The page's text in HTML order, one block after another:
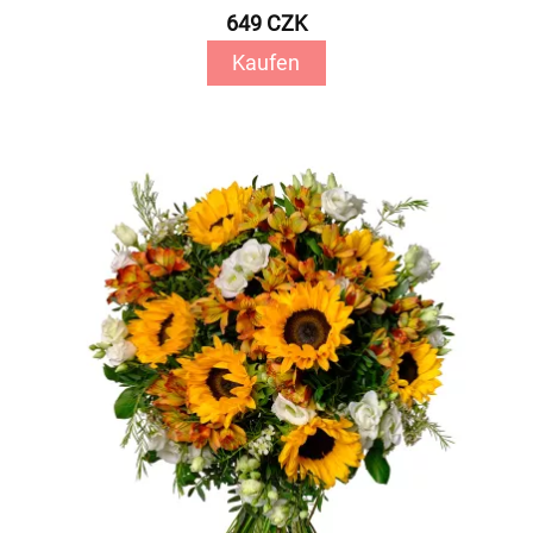
649 CZK
Kaufen